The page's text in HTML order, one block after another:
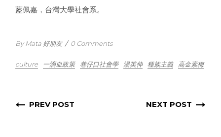
藍佩嘉，台灣大學社會系。
By Mata 好朋友 / 0 Comments
culture 一滴血政策 巷仔口社會學 湯英伸 種族主義 高金素梅
PREV POST NEXT POST